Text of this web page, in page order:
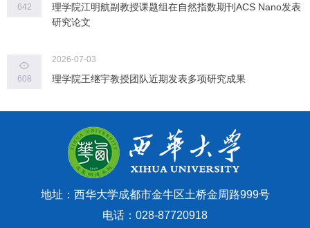
642
理学院江明航副教授课题组在自然指数期刊ACS Nano发表
研究论文
608
2026-07-03
理学院王继宇教授团队近期发表多项研究成果
地址：西华大学成都市金牛区土桥金周路999号
电话：028-87720918